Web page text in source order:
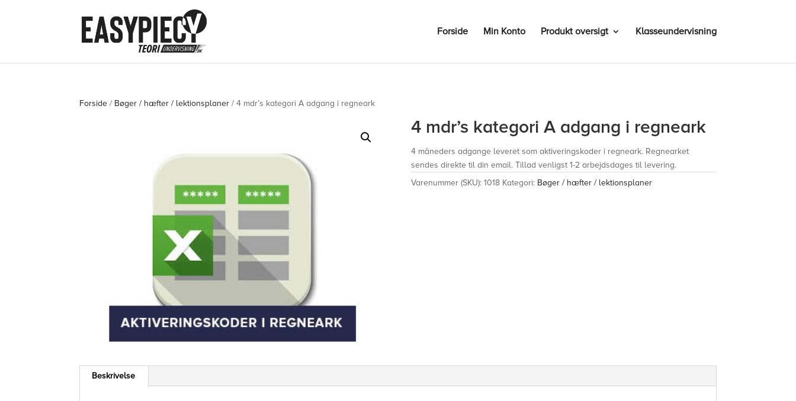
Det er ikke længere muligt at købe via denne side. Benyt vores nye system ved login med samme brugernavn på www.teoriundervisning.dk
Forside Min Konto Produkt oversigt Klasseundervisning
Forside / Bøger / hæfter / lektionsplaner / 4 mdr’s kategori A adgang i regneark
4 mdr’s kategori A adgang i regneark
4 måneders adgange leveret som aktiveringskoder i regneark. Regnearket
sendes direkte til din email. Tillad venligst 1-2 arbejdsdages til levering.
Varenummer (SKU): 1018 Kategori: Bøger / hæfter / lektionsplaner
Beskrivelse